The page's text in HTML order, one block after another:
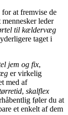
at fremvise de
leder
til kældervæg
taget i
jem og fix,
er virkelig
med af
, skalflex
føler du at
et enkelt af dem